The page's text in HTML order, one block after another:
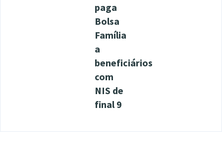
paga
Bolsa
Família
a
beneficiários
com
NIS de
final 9